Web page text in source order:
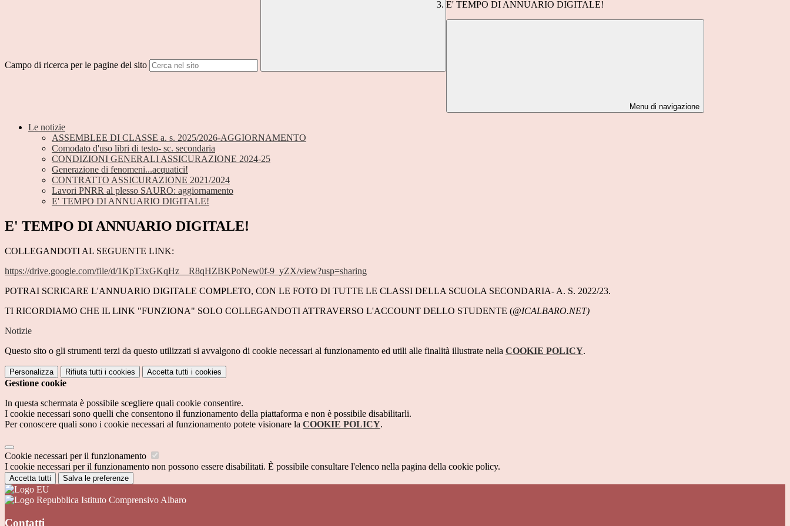
Campo di ricerca per le pagine del sito
E' TEMPO DI ANNUARIO DIGITALE!
Menu di navigazione
Le notizie
ASSEMBLEE DI CLASSE a. s. 2025/2026-AGGIORNAMENTO
Comodato d'uso libri di testo- sc. secondaria
CONDIZIONI GENERALI ASSICURAZIONE 2024-25
Generazione di fenomeni...acquatici!
CONTRATTO ASSICURAZIONE 2021/2024
Lavori PNRR al plesso SAURO: aggiornamento
E' TEMPO DI ANNUARIO DIGITALE!
E' TEMPO DI ANNUARIO DIGITALE!
COLLEGANDOTI AL SEGUENTE LINK:
https://drive.google.com/file/d/1KpT3xGKqHz__R8qHZBKPoNew0f-9_yZX/view?usp=sharing
POTRAI SCRICARE L'ANNUARIO DIGITALE COMPLETO, CON LE FOTO DI TUTTE LE CLASSI DELLA SCUOLA SECONDARIA- A. S. 2022/23.
TI RICORDIAMO CHE IL LINK "FUNZIONA" SOLO COLLEGANDOTI ATTRAVERSO L'ACCOUNT DELLO STUDENTE (@ICALBARO.NET)
Notizie
Questo sito o gli strumenti terzi da questo utilizzati si avvalgono di cookie necessari al funzionamento ed utili alle finalità illustrate nella COOKIE POLICY.
Personalizza Rifiuta tutti i cookies Accetta tutti i cookies
Gestione cookie
In questa schermata è possibile scegliere quali cookie consentire.
I cookie necessari sono quelli che consentono il funzionamento della piattaforma e non è possibile disabilitarli.
Per conoscere quali sono i cookie necessari al funzionamento potete visionare la COOKIE POLICY.
Cookie necessari per il funzionamento
I cookie necessari per il funzionamento non possono essere disabilitati. È possibile consultare l'elenco nella pagina della cookie policy.
Accetta tutti Salva le preferenze
Istituto Comprensivo Albaro
Contatti